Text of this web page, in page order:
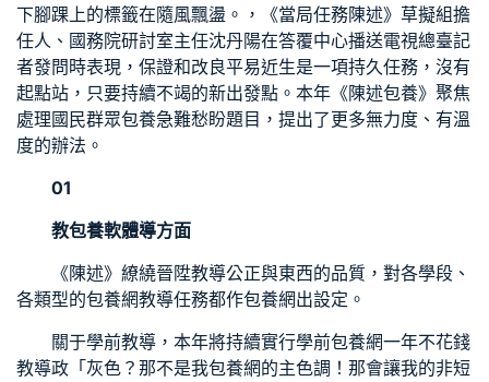
下腳踝上的標籤在隨風飄盪。，《當局任務陳述》草擬組擔
任人、國務院研討室主任沈丹陽在答覆中心播送電視總臺記
者發問時表現，保證和改良平易近生是一項持久任務，沒有
起點站，只要持續不竭的新出發點。本年《陳述包養》聚焦
處理國民群眾包養急難愁盼題目，提出了更多無力度、有溫
度的辦法。
01
教包養軟體導方面
《陳述》繚繞晉陞教導公正與東西的品質，對各學段、
各類型的包養網教導任務都作包養網出設定。
關于學前教導，本年將持續實行學前包養網一年不花錢
教導政「灰色？那不是我包養網的主色調！那會讓我的非短